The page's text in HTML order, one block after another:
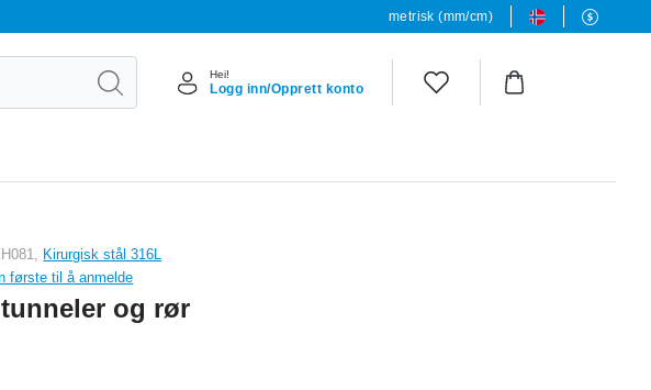
metrisk (mm/cm)
Hei!
Logg inn/Opprett konto
Kirurgisk stål 316L
første til å anmelde
og rør